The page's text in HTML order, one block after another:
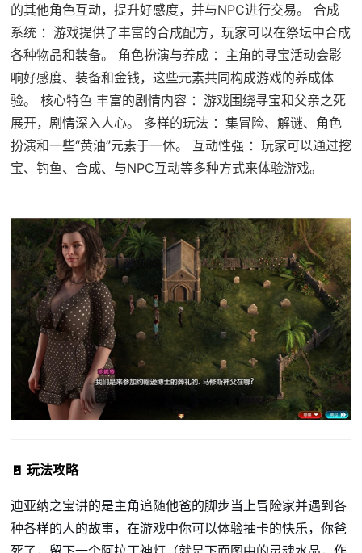
的其他角色互动，提升好感度，并与NPC进行交易。 合成
系统 ：游戏提供了丰富的合成配方，玩家可以在祭坛中合成
各种物品和装备。 角色扮演与养成 ：主角的寻宝活动会影
响好感度、装备和金钱，这些元素共同构成游戏的养成体
验。 核心特色 丰富的剧情内容 ：游戏围绕寻宝和父亲之死
展开，剧情深入人心。 多样的玩法 ：集冒险、解谜、角色
扮演和一些“黄油”元素于一体。 互动性强 ：玩家可以通过挖
宝、钓鱼、合成、与NPC互动等多种方式来体验游戏。
🚪 玩法攻略
迪亚纳之宝讲的是主角追随他爸的脚步当上冒险家并遇到各
种各样的人的故事，在游戏中你可以体验抽卡的快乐，你爸